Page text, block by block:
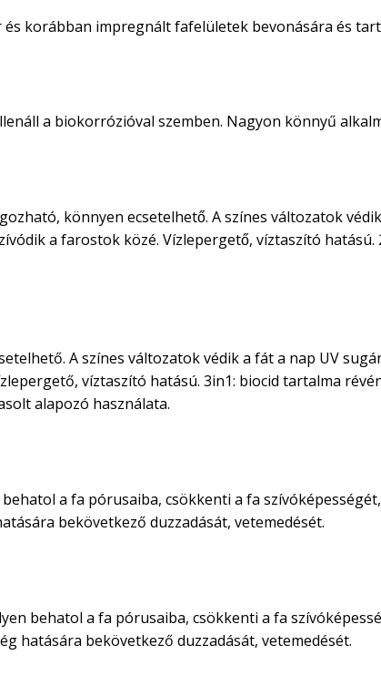
korábban impregnált fafelületek bevonására és
a biokorrózióval szemben. Nagyon könnyű
könnyen ecsetelhető. A színes változatok
a farostok közé. Vízlepergető, víztaszító
A színes változatok védik a fát a nap UV
víztaszító hatású. 3in1: biocid tartalma
alapozó használata.
a fa pórusaiba, csökkenti a fa
bekövetkező duzzadását, vetemedését.
behatol a fa pórusaiba, csökkenti a fa
hatására bekövetkező duzzadását, vetemedését.